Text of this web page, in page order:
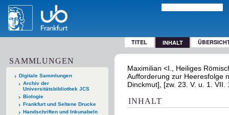
TITEL INHALT
SAMMLUNGEN
Digitale Sammlungen
Archiv der
Universitätsbibliothek JCS
Biologie
Frankfurt und Seltene Drucke
Handschriften und Inkunabeln
Maximilian <I., Heiliges
Aufforderung zur Heeresfolge
Dinckmut], [zw. 23. V. u. 1. VII.
INHALT